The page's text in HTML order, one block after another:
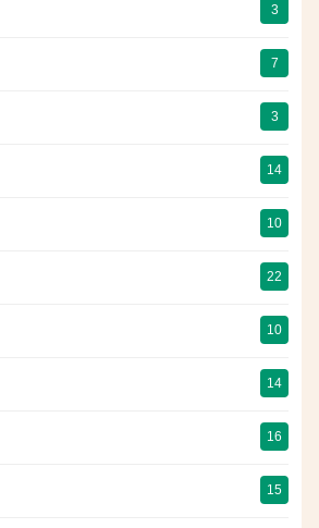
3
7
3
14
10
22
10
14
16
15